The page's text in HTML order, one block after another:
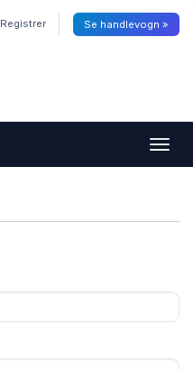
Registrer Se handlevogn »